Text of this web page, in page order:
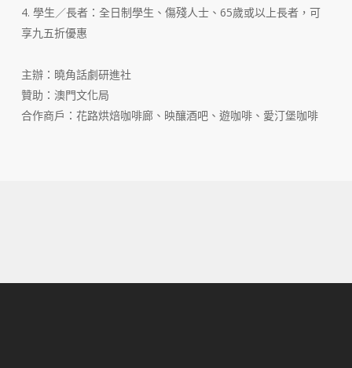
4. 學生／長者：全日制學生、傷殘人士、65歲或以上長者，可
享九五折優惠
主辦：曉角話劇研進社
贊助：澳門文化局
合作商戶：花路烘焙咖啡廊、映釀酒吧、遊咖啡、愛汀堡咖啡